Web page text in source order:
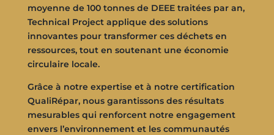
moyenne de 100 tonnes de DEEE traitées par an,
Technical Project applique des solutions
innovantes pour transformer ces déchets en
ressources, tout en soutenant une économie
circulaire locale.
Grâce à notre expertise et à notre certification
QualiRépar, nous garantissons des résultats
mesurables qui renforcent notre engagement
envers l’environnement et les communautés